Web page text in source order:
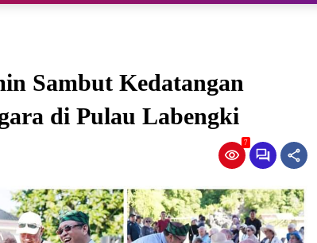
Sambut Kedatangan
di Pulau Labengki
7